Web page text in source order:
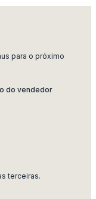
para o próximo
do vendedor
terceiras.